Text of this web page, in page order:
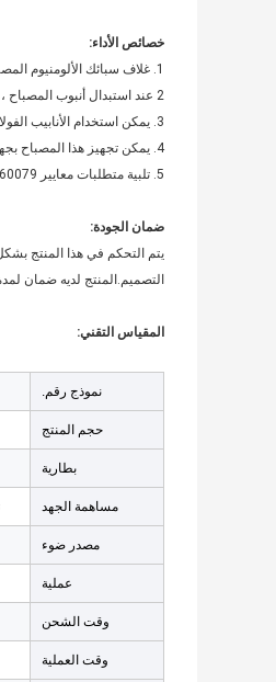
خصائص الأداء:
1. غلاف سبائك الألومنيوم المصبوب ، تشكيل القوالب ، رش السطح ، هيكل خفيف
2 عند استبدال أنبوب المصباح ، ما عليك سوى فك الغطاء النهائي لاستبدال أنبوب المصباح مباشرة ، ولا توجد مفصلات على الغلاف.
3. يمكن استخدام الأنابيب الفولاذية أو أسلاك الكابلات.
4. يمكن تجهيز هذا المصباح بجهاز طوارئ ، يرجى التحديد إذا لزم الأمر.
5. تلبية متطلبات معايير GB3836-2000 ، IEC60079.
ضمان الجودة:
التصميم.المنتج لديه ضمان
المقياس التقني:
نموذج رقم.
حجم المنتج
بطارية
مساهمة الجهد
مصدر ضوء
عملية
وقت الشحن
وقت العملية